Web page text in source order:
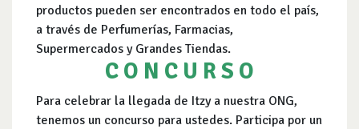
productos pueden ser encontrados en todo el país,
a través de Perfumerías, Farmacias,
Supermercados y Grandes Tiendas.
C O N C U R S O
Para celebrar la llegada de Itzy a nuestra ONG,
tenemos un concurso para ustedes. Participa por un